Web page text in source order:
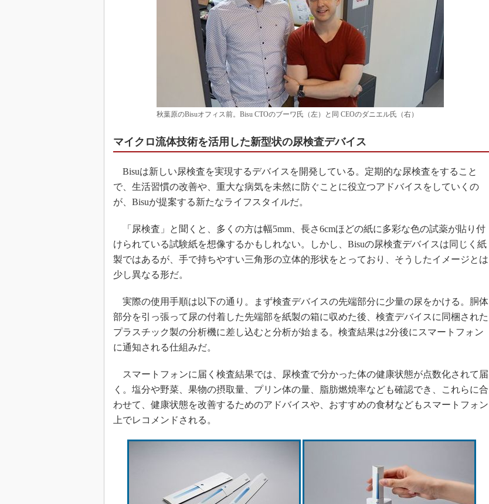
グローバル設計・開発
制御セキュリティ
新型コロナへの対応
秋葉原のBisuオフィス前。Bisu CTOのブーワ氏（左）と同 CEOのダニエル氏（右）
マイクロ流体技術を活用した新型状の尿検査デバイス
Bisuは新しい尿検査を実現するデバイスを開発している。定期的な尿検査をすること
で、生活習慣の改善や、重大な病気を未然に防ぐことに役立つアドバイスをしていくの
が、Bisuが提案する新たなライフスタイルだ。
「尿検査」と聞くと、多くの方は幅5mm、長さ6cmほどの紙に多彩な色の試薬が貼り付
けられている試験紙を想像するかもしれない。しかし、Bisuの尿検査デバイスは同じく紙
製ではあるが、手で持ちやすい三角形の立体的形状をとっており、そうしたイメージとは
少し異なる形だ。
実際の使用手順は以下の通り。まず検査デバイスの先端部分に少量の尿をかける。胴体
部分を引っ張って尿の付着した先端部を紙製の箱に収めた後、検査デバイスに同梱された
プラスチック製の分析機に差し込むと分析が始まる。検査結果は2分後にスマートフォン
に通知される仕組みだ。
スマートフォンに届く検査結果では、尿検査で分かった体の健康状態が点数化されて届
く。塩分や野菜、果物の摂取量、プリン体の量、脂肪燃焼率なども確認でき、これらに合
わせて、健康状態を改善するためのアドバイスや、おすすめの食材などもスマートフォン
上でレコメンドされる。